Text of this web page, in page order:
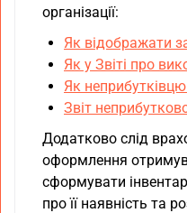
організації:
Як відображати
Як у Звіті про
Як
Звіт
Додатково слід
оформлення
сформувати
про її наявність та